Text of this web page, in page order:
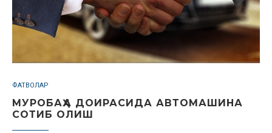
ФАТВОЛАР
МУРОБАҲА ДОИРАСИДА АВТОМАШИНА
СОТИБ ОЛИШ